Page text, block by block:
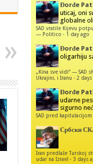
Đorđe
uticaj, oni
globalne
SAD vratile Kijevu
— Politico · 1 day ago
Đorđe
oligarhiju
„Kina sve vidi“ — SAD
Ukrajini, i Iranu · 2
Đorđe
udarne
sigurno
SAD pred
Србски
Iran predlaže Turskoj
udar na Izrael · 3 days